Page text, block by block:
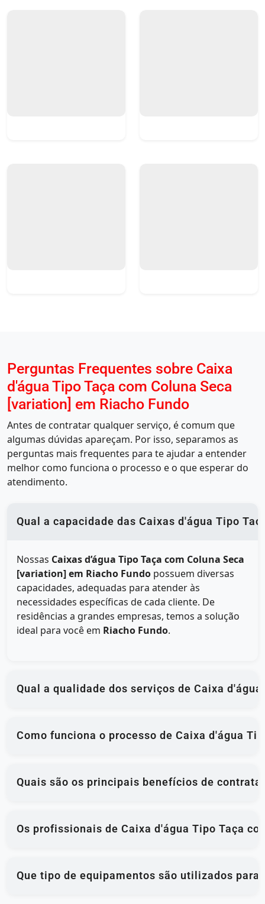
Perguntas Frequentes sobre Caixa
d'água Tipo Taça com Coluna Seca
[variation] em Riacho Fundo
Antes de contratar qualquer serviço, é comum que
algumas dúvidas apareçam. Por isso, separamos as
perguntas mais frequentes para te ajudar a entender
melhor como funciona o processo e o que esperar do
atendimento.
Qual a capacidade das Caixas d'água Tipo
Nossas Caixas d’água Tipo Taça com Coluna Seca
[variation] em Riacho Fundo possuem diversas
capacidades, adequadas para atender às
necessidades específicas de cada cliente. De
residências a grandes empresas, temos a solução
ideal para você em Riacho Fundo.
Qual a qualidade dos serviços de Caixa
Como funciona o processo de Caixa d'água
Quais são os principais benefícios de
Os profissionais de Caixa d'água Tipo Taça
Que tipo de equipamentos são utilizados para